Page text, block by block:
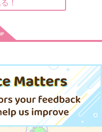
込）
夏目
三羽
専売 787円（税込）
あんさんぶるスターズ！
青葉つむぎ×逆先夏目
サンプル
！